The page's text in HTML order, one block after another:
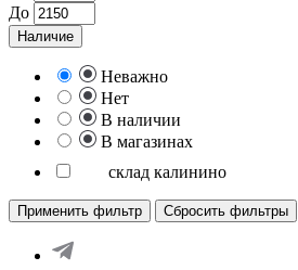
До
Наличие
Неважно
Нет
В наличии
В магазинах
склад калинино
Применить фильтр Сбросить фильтры